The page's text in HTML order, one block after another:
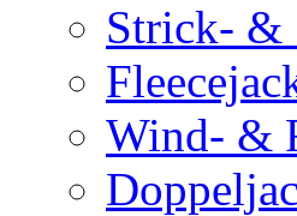
Strick- &
Wind- &